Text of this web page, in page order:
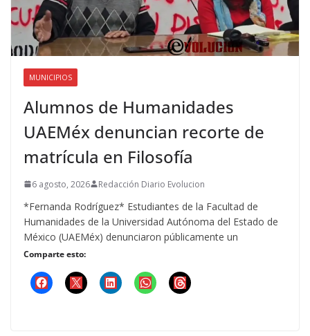
MUNICIPIOS
Alumnos de Humanidades
UAEMéx denuncian recorte de
matrícula en Filosofía
6 agosto, 2026 Redacción Diario Evolucion
*Fernanda Rodríguez* Estudiantes de la Facultad de
Humanidades de la Universidad Autónoma del Estado de
México (UAEMéx) denunciaron públicamente un
Comparte esto: